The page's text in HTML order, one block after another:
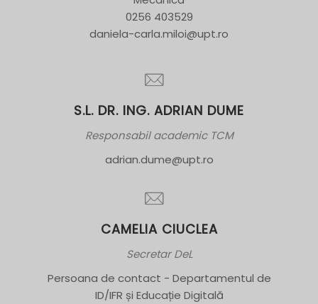
0256 403529
daniela-carla.miloi@upt.ro
S.L. DR. ING. ADRIAN DUME
Responsabil academic TCM
adrian.dume@upt.ro
CAMELIA CIUCLEA
Secretar DeL
Persoana de contact - Departamentul de
ID/IFR și Educație Digitală